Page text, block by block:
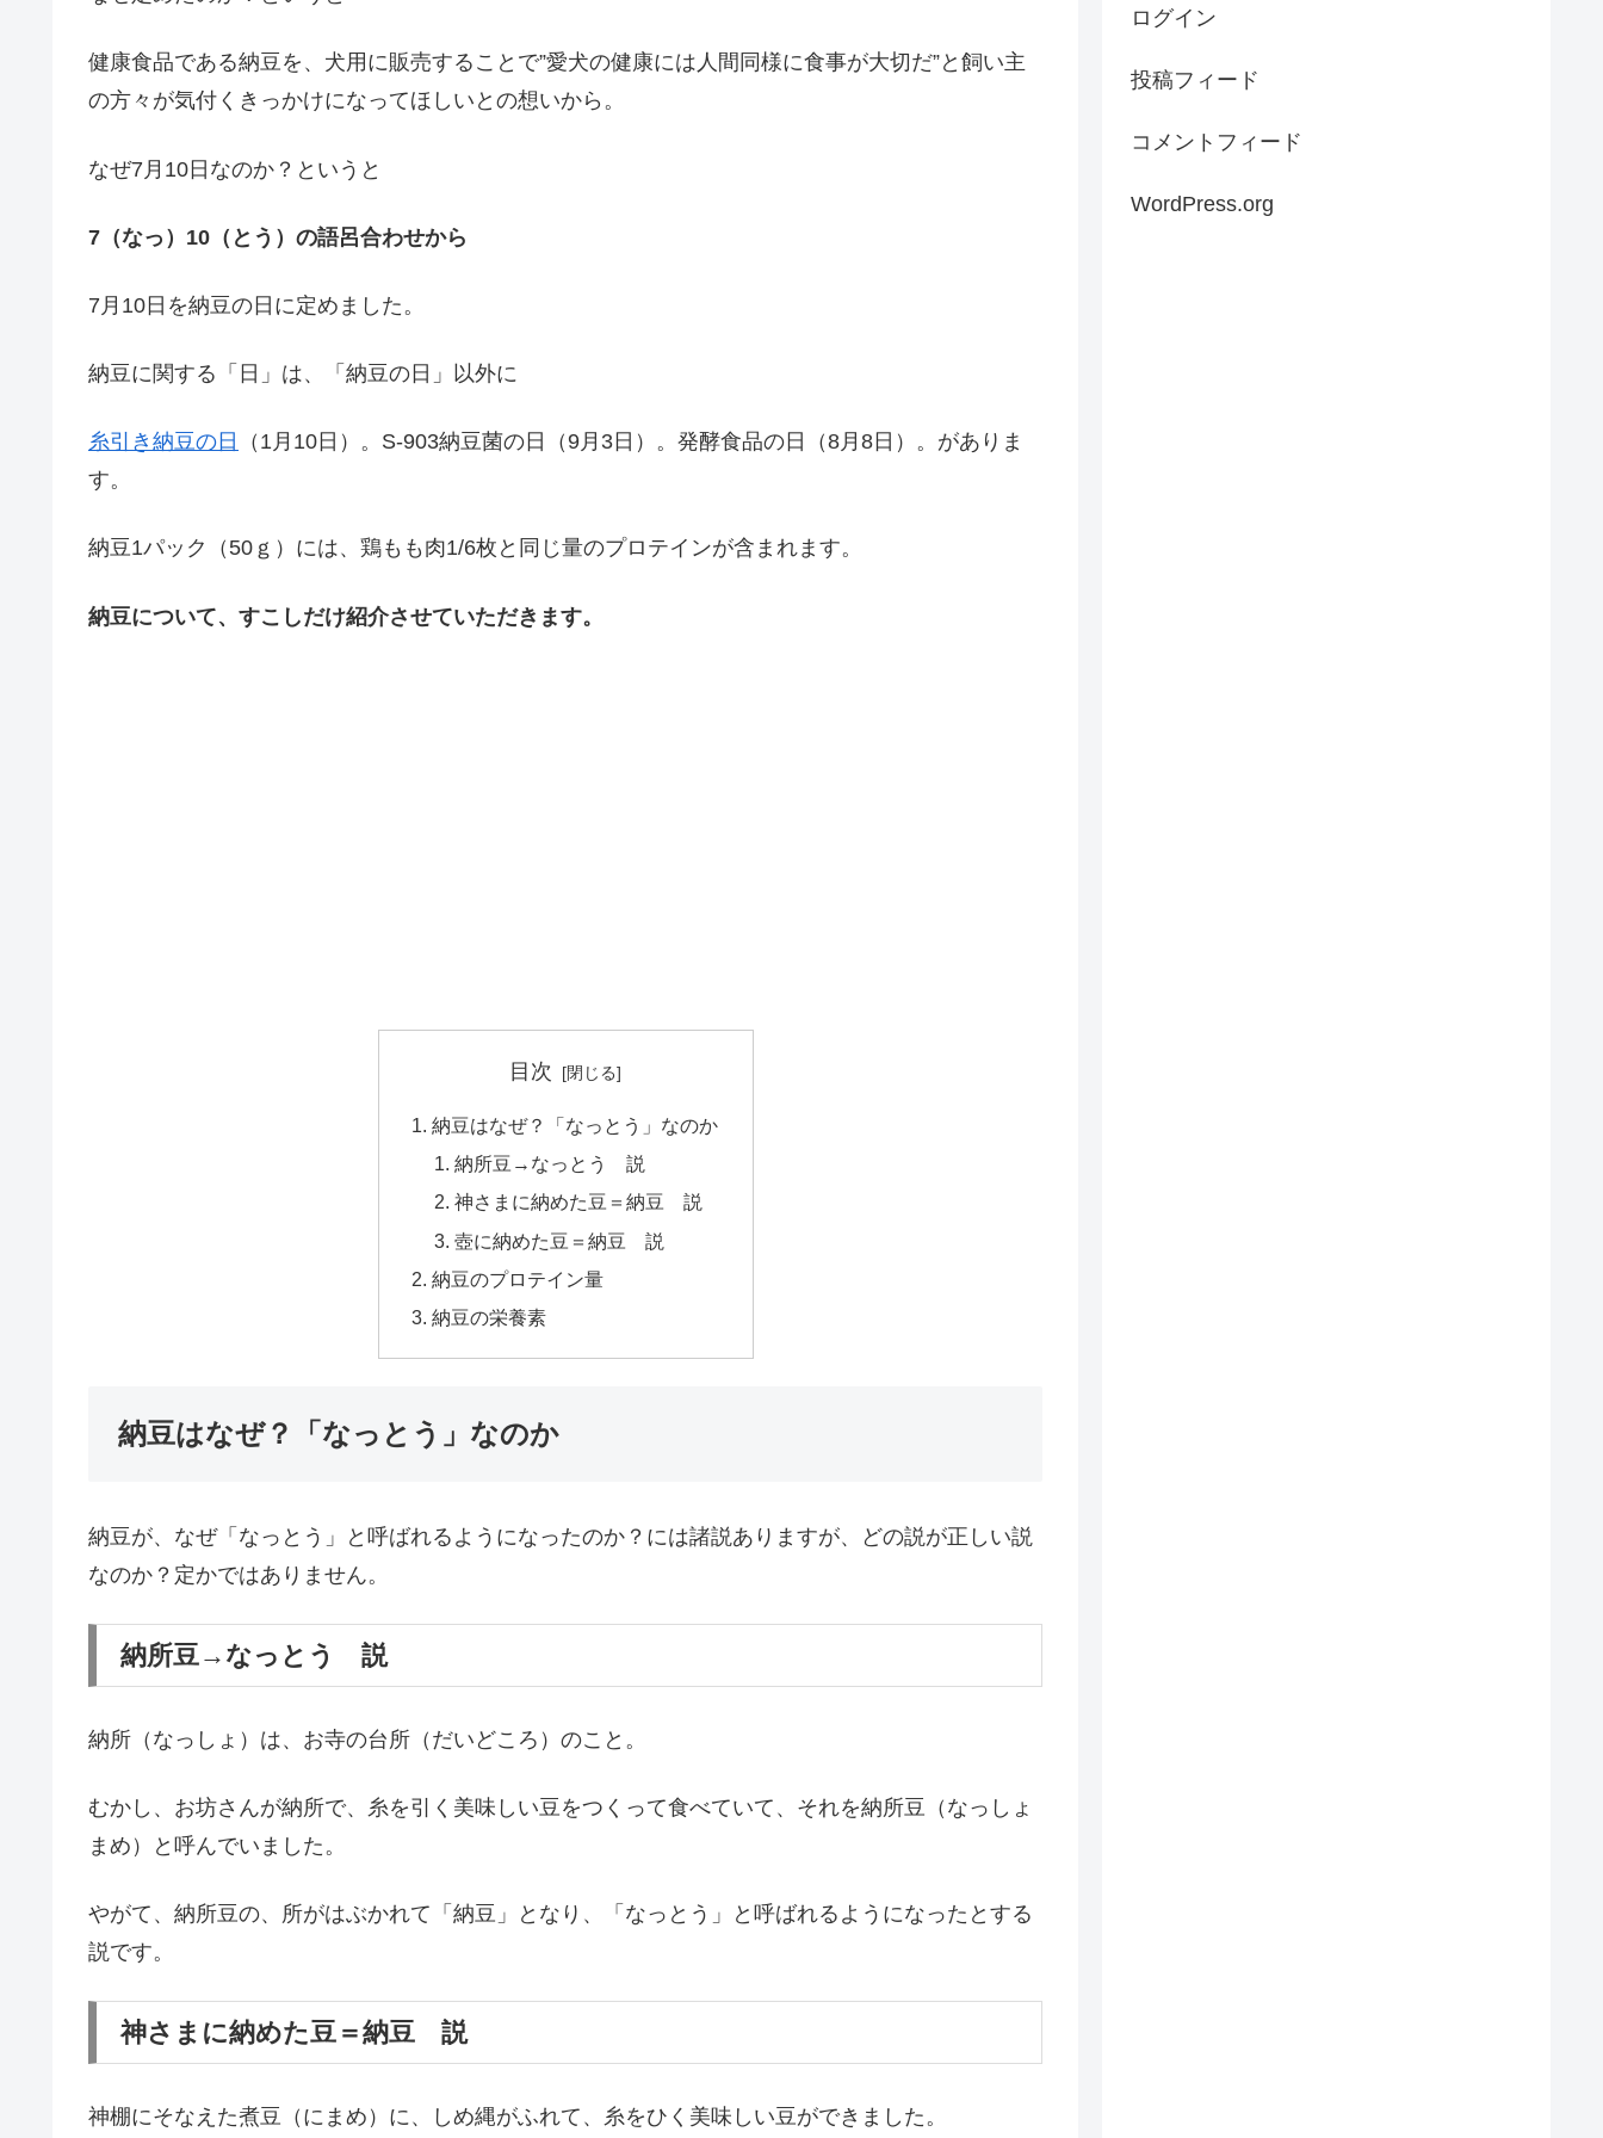
健康食品である納豆を、犬用に販売することで”愛犬の健康には人間同様に食事が大切だ”と飼い主
の方々が気付くきっかけになってほしいとの想いから。
なぜ7月10日なのか？というと
7（なっ）10（とう）の語呂合わせから
7月10日を納豆の日に定めました。
納豆に関する「日」は、「納豆の日」以外に
糸引き納豆の日
（1月10日）。S-903納豆菌の日（9月3日）。発酵食品の日（8月8日）。がありま
す。
納豆1パック（50ｇ）には、鶏もも肉1/6枚と同じ量のプロテインが含まれます。
納豆について、すこしだけ紹介させていただきます。
目次
納豆はなぜ？「なっとう」なのか
納所豆→なっとう 説
神さまに納めた豆＝納豆 説
壺に納めた豆＝納豆 説
納豆のプロテイン量
納豆の栄養素
納豆はなぜ？「なっとう」なのか
納豆が、なぜ「なっとう」と呼ばれるようになったのか？には諸説ありますが、どの説が正しい説
なのか？定かではありません。
納所豆→なっとう 説
納所（なっしょ）は、お寺の台所（だいどころ）のこと。
むかし、お坊さんが納所で、糸を引く美味しい豆をつくって食べていて、それを納所豆（なっしょ
まめ）と呼んでいました。
やがて、納所豆の、所がはぶかれて「納豆」となり、「なっとう」と呼ばれるようになったとする
説です。
神さまに納めた豆＝納豆 説
神棚にそなえた煮豆（にまめ）に、しめ縄がふれて、糸をひく美味しい豆ができました。
ログイン
投稿フィード
コメントフィード
WordPress.org